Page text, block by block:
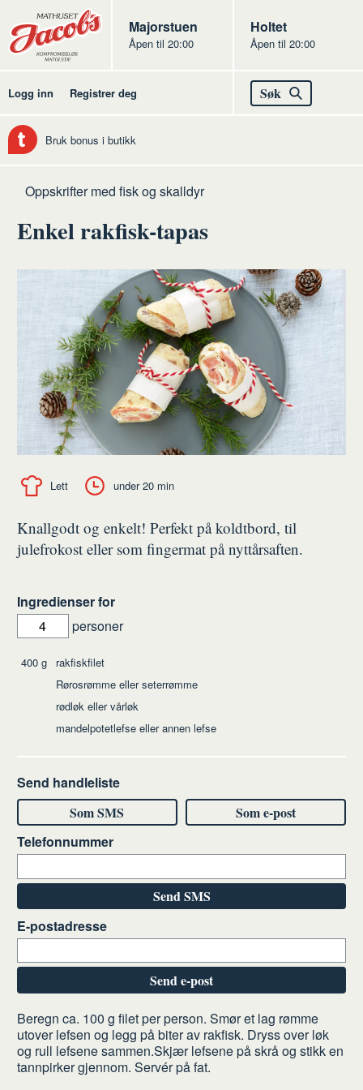
Butikker
Jacobs
Majorstuen
Åpen til 20:00
Jacobs
Holtet
Åpen til 20:00
Logg inn Registrer deg Søk
Bruk bonus i butikk
Hjem
Fisk
skalldyr
Oppskrifter med fisk og skalldyr
Enkel rakfisk-tapas
Lett under 20 min
Knallgodt og enkelt! Perfekt på koldtbord, til
julefrokost eller som fingermat på nyttårsaften.
Ingredienser for
personer
Ingredienser
400g
rakfiskfilet
Rørosrømme eller seterrømme
rødløk eller vårløk
mandelpotetlefse eller annen lefse
Send handleliste
Som SMS
Som e-post
Telefonnummer
Send SMS
E-postadresse
Send e-post
Slik
gjør
du
Beregn ca. 100 g filet per person. Smør et lag rømme
utover lefsen og legg på biter av rakfisk. Dryss over løk
og rull lefsene sammen.Skjær lefsene på skrå og stikk en
tannpirker gjennom. Servér på fat.